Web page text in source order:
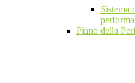
Sistema
Piano della